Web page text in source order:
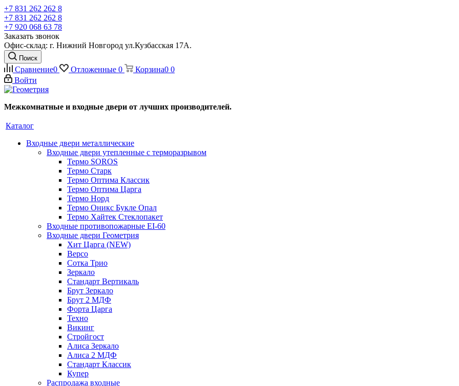
+7 831 262 262 8
+7 831 262 262 8
+7 920 068 63 78
Заказать звонок
Офис-склад: г. Нижний Новгород ул.Кузбасская 17А.
Поиск
Сравнение0 Отложенные 0 Корзина0 0
Войти
Межкомнатные и входные двери от лучших производителей.
Каталог
Входные двери металлические
Входные двери утепленные с терморазрывом
Термо SOROS
Термо Старк
Термо Оптима Классик
Термо Оптима Царга
Термо Норд
Термо Оникс Букле Опал
Термо Хайтек Стеклопакет
Входные противопожарные EI-60
Входные двери Геометрия
Хит Царга (NEW)
Версо
Сотка Трио
Зеркало
Стандарт Вертикаль
Брут Зеркало
Брут 2 МДФ
Форта Царга
Техно
Викинг
Стройгост
Алиса Зеркало
Алиса 2 МДФ
Стандарт Классик
Купер
Распродажа входные